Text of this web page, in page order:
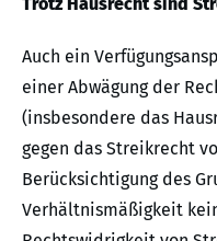
Trotz Hausrecht sind
Auch ein
einer Abwägung der
(insbesondere das
gegen das Streikrecht
Berücksichtigung des
Verhältnismäßigkeit